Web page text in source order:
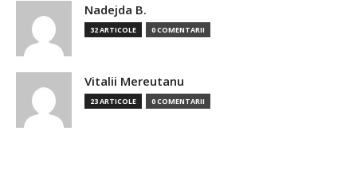
Nadejda B.
32 ARTICOLE 0 COMENTARII
Vitalii Mereutanu
23 ARTICOLE 0 COMENTARII